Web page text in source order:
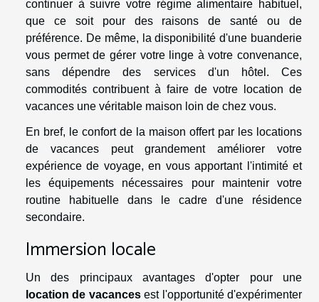
continuer à suivre votre régime alimentaire habituel,
que ce soit pour des raisons de santé ou de
préférence. De même, la disponibilité d'une buanderie
vous permet de gérer votre linge à votre convenance,
sans dépendre des services d'un hôtel. Ces
commodités contribuent à faire de votre location de
vacances une véritable maison loin de chez vous.
En bref, le confort de la maison offert par les locations
de vacances peut grandement améliorer votre
expérience de voyage, en vous apportant l'intimité et
les équipements nécessaires pour maintenir votre
routine habituelle dans le cadre d'une résidence
secondaire.
Immersion locale
Un des principaux avantages d'opter pour une
location de vacancesest l'opportunité d'expérimenter